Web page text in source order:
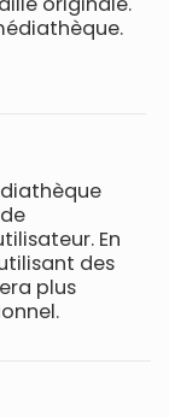
En
des
plus